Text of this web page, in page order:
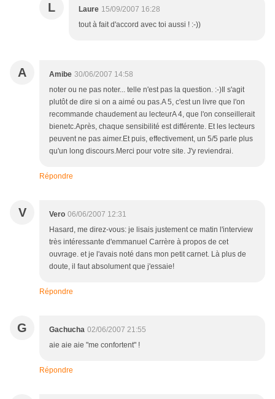
L Laure 15/09/2007 16:28
tout à fait d'accord avec toi aussi ! :-))
A Amibe 30/06/2007 14:58
noter ou ne pas noter... telle n'est pas la question. :-)Il s'agit
plutôt de dire si on a aimé ou pas.A 5, c'est un livre que l'on
recommande chaudement au lecteurA 4, que l'on conseillerait
bienetc.Après, chaque sensibilité est différente. Et les lecteurs
peuvent ne pas aimer.Et puis, effectivement, un 5/5 parle plus
qu'un long discours.Merci pour votre site. J'y reviendrai.
Répondre
V Vero 06/06/2007 12:31
Hasard, me direz-vous: je lisais justement ce matin l'interview
très intéressante d'emmanuel Carrère à propos de cet
ouvrage. et je l'avais noté dans mon petit carnet. Là plus de
doute, il faut absolument que j'essaie!
Répondre
G Gachucha 02/06/2007 21:55
aie aie aie "me confortent" !
Répondre